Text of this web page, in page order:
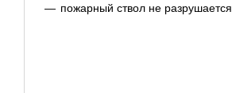
пожарный ствол не